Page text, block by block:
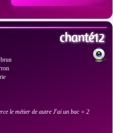
chanté12
le métier de autre J'ai un bac + 2